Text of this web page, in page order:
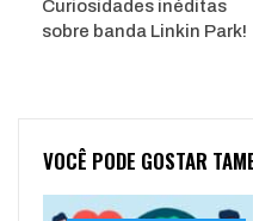
Curiosidades inéditas
sobre banda Linkin Park!
VOCÊ PODE GOSTAR